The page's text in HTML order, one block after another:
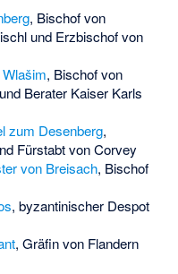
, Bischof von
und Erzbischof von
, Bischof von
Berater Kaiser Karls
zum Desenberg,
Fürstabt von Corvey
von Breisach, Bischof
, byzantinischer Despot
, Gräfin von Flandern